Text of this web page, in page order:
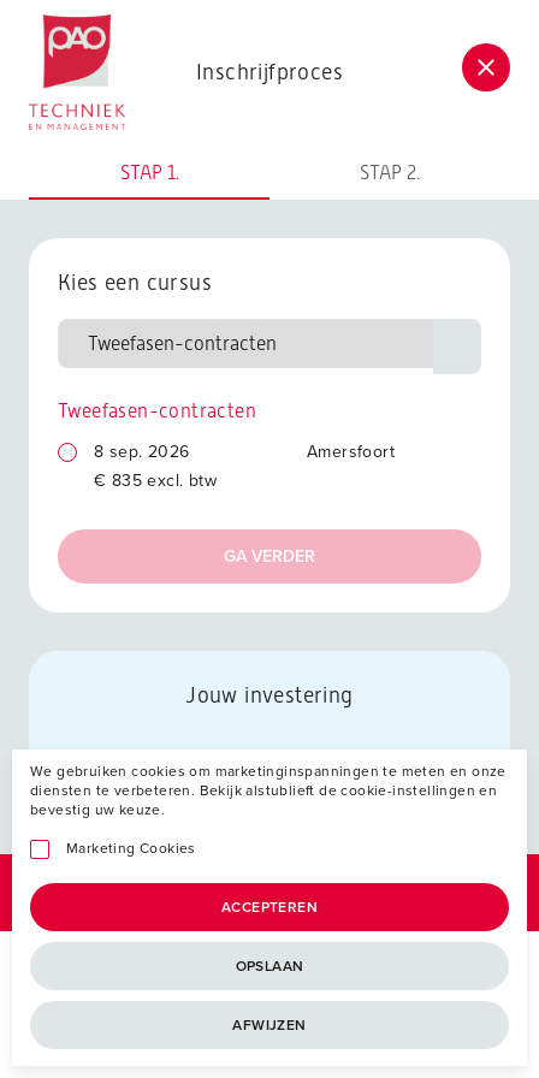
Postacademische cursussen, leergangen en opleidingen
Inschrijfproces
STAP 1. STAP 2.
Kies een cursus
Tweefasen-contracten
8 sep. 2026
Amersfoort
€ 835 excl. btw
GA VERDER
Jouw investering
We gebruiken cookies om marketinginspanningen te meten en onze
diensten te verbeteren. Bekijk alstublieft de cookie-instellingen en
bevestig uw keuze.
Marketing Cookies
ACCEPTEREN
OPSLAAN
AFWIJZEN